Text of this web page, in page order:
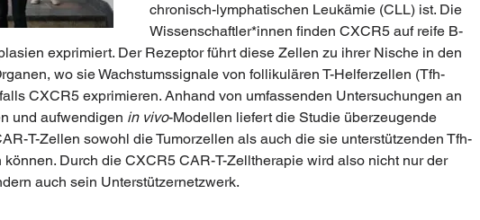
chronisch-lymphatischen Leukämie (CLL) ist. Die
Wissenschaftler*innen finden CXCR5 auf reife B-
exprimiert. Der Rezeptor führt diese Zellen zu ihrer Nische in den
wo sie Wachstumssignale von follikulären T-Helferzellen (Tfh-
CXCR5 exprimieren. Anhand von umfassenden Untersuchungen an
und aufwendigen in vivo-Modellen liefert die Studie überzeugende
T-Zellen sowohl die Tumorzellen als auch die sie unterstützenden Tfh-
Durch die CXCR5 CAR-T-Zelltherapie wird also nicht nur der
auch sein Unterstützernetzwerk.